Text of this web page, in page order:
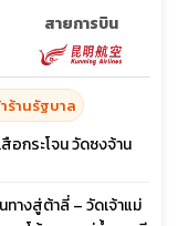
สายการบิน
าร้านรัฐบาล
อกระโจน วัดซงจ้าน
ทางสู่ต้าลี่ – วัดเจ้าแม่